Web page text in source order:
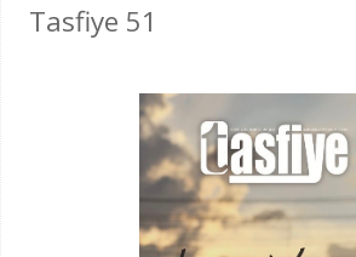
Tasfiye 51